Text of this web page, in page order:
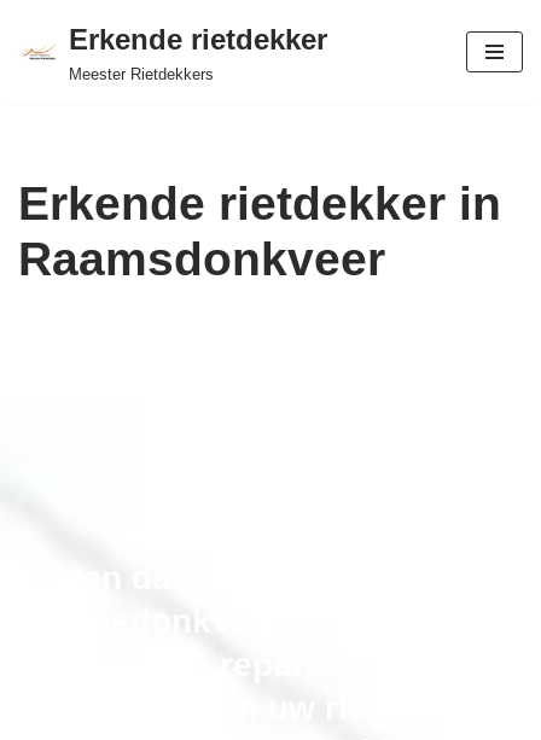
Ga
Erkende rietdekker
Meester Rietdekkers
Erkende rietdekker in
Raamsdonkveer